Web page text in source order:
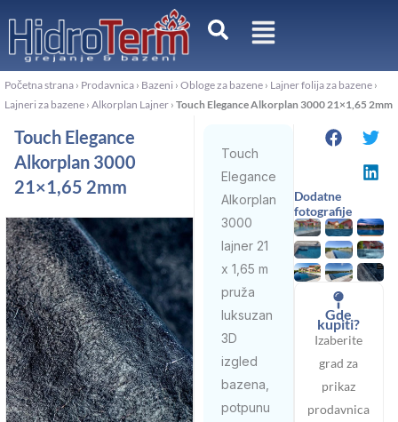
sadržaj
Početna strana › Prodavnica › Bazeni › Obloge za bazene › Lajner folija za bazene ›
Lajneri za bazene › Alkorplan Lajner › Touch Elegance Alkorplan 3000 21×1,65 2mm
Touch Elegance
Alkorplan 3000
21×1,65 2mm
Touch
Elegance
Alkorplan
3000
lajner 21
x 1,65 m
pruža
luksuzan
3D
izgled
bazena,
potpunu
Dodatne
fotografije
Gde
kupiti?
Izaberite
grad za
prikaz
prodavnica